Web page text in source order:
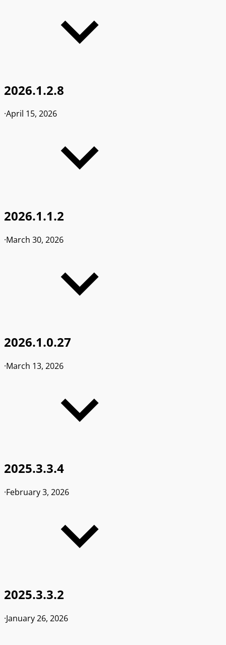
2026.1.2.8
·April 15, 2026
2026.1.1.2
·March 30, 2026
2026.1.0.27
·March 13, 2026
2025.3.3.4
·February 3, 2026
2025.3.3.2
·January 26, 2026